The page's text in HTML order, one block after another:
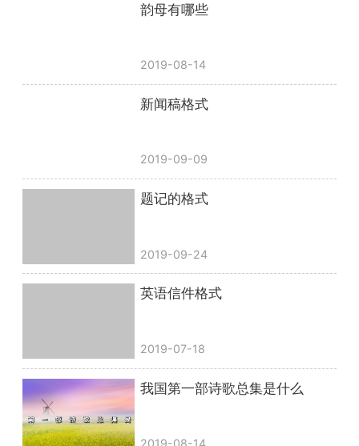
韵母有哪些
2019-08-14
新闻稿格式
2019-09-09
题记的格式
2019-09-24
英语信件格式
2019-07-18
我国第一部诗歌总集是什么
2019-08-14